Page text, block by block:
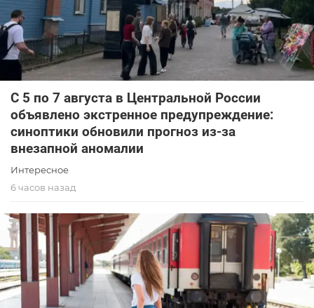
С 5 по 7 августа в Центральной России
объявлено экстренное предупреждение:
синоптики обновили прогноз из-за
внезапной аномалии
Интересное
6 часов назад